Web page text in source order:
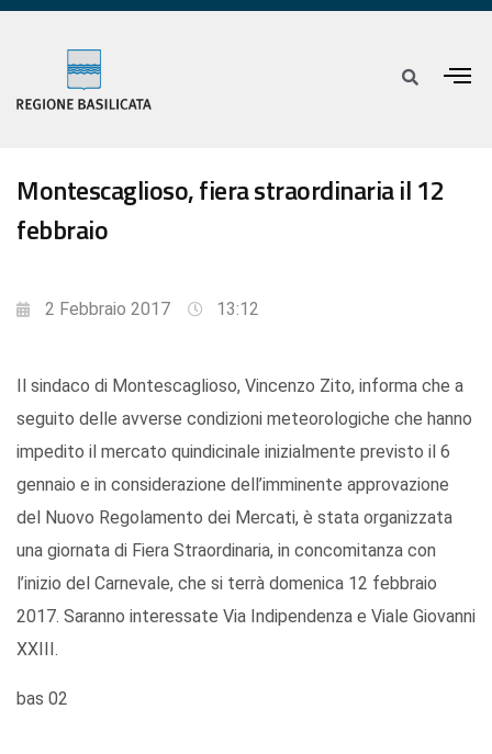
Montescaglioso, fiera straordinaria il 12
febbraio
2 Febbraio 2017 13:12
Il sindaco di Montescaglioso, Vincenzo Zito, informa che a
seguito delle avverse condizioni meteorologiche che hanno
impedito il mercato quindicinale inizialmente previsto il 6
gennaio e in considerazione dell’imminente approvazione
del Nuovo Regolamento dei Mercati, è stata organizzata
una giornata di Fiera Straordinaria, in concomitanza con
l’inizio del Carnevale, che si terrà domenica 12 febbraio
2017. Saranno interessate Via Indipendenza e Viale Giovanni
XXIII.
bas 02